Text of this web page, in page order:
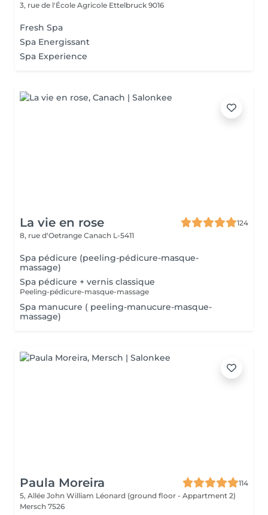
3, rue de l'École Agricole Ettelbruck 9016
Fresh Spa
Spa Energissant
Spa Experience
La vie en rose
124
8, rue d‘Oetrange Canach L-5411
Spa pédicure (peeling-pédicure-masque-
massage)
Spa pédicure + vernis classique
Peeling-pédicure-masque-massage
Spa manucure ( peeling-manucure-masque-
massage)
Paula Moreira
114
5, Allée John William Léonard (ground floor - Appartment 2)
Mersch 7526